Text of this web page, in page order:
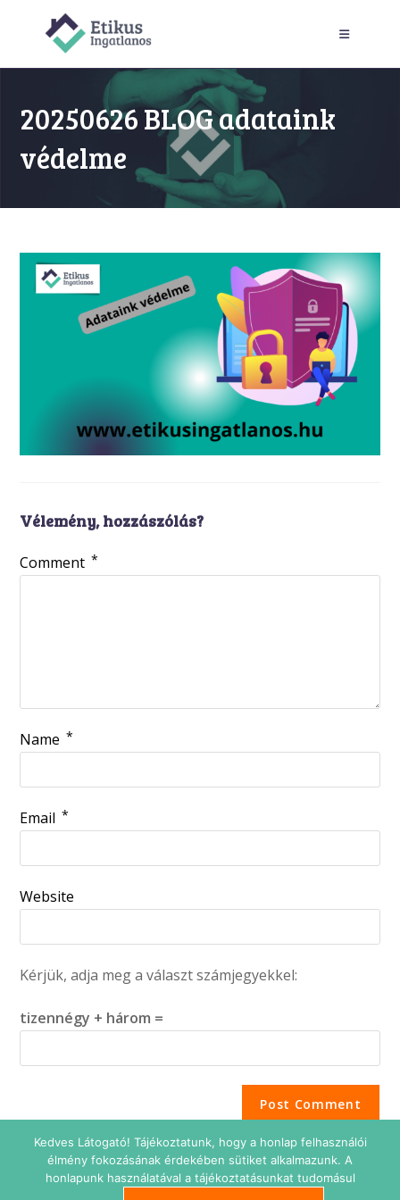
20250626 BLOG adataink
védelme
Vélemény, hozzászólás?
Comment *
Name *
Email *
Website
Kérjük, adja meg a választ számjegyekkel:
tizennégy + három =
Kedves Látogató! Tájékoztatunk, hogy a honlap felhasználói
élmény fokozásának érdekében sütiket alkalmazunk. A
honlapunk használatával a tájékoztatásunkat tudomásul